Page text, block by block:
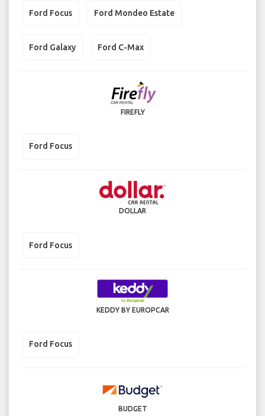
Ford Focus Ford Mondeo Estate
Ford Galaxy Ford C-Max
FIREFLY
Ford Focus
DOLLAR
Ford Focus
KEDDY BY EUROPCAR
Ford Focus
BUDGET